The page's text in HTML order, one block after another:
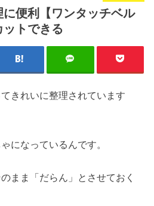
便利【ワンタッチベル
ットできる
きれいに整理されています
になっているんです。
まま「だらん」とさせておく